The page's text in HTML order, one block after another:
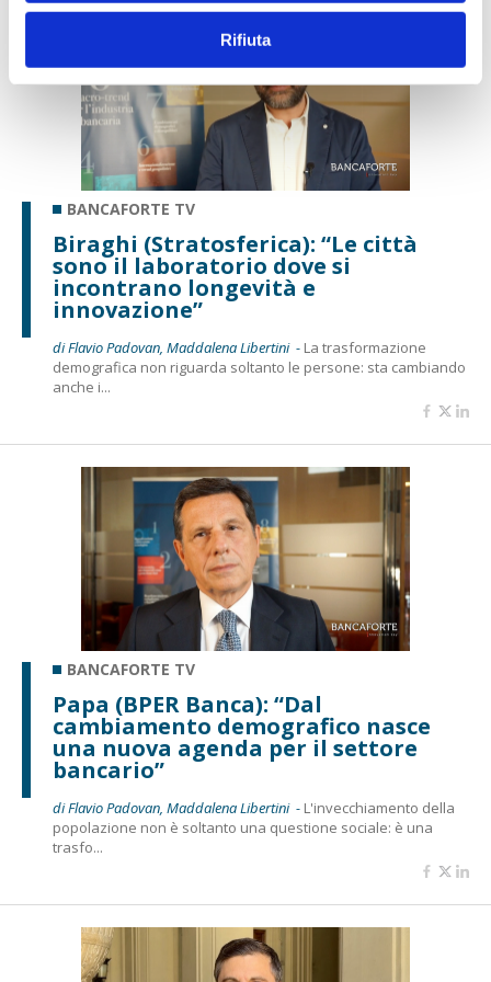
Rifiuta
BANCAFORTE TV
Biraghi (Stratosferica): “Le città
sono il laboratorio dove si
incontrano longevità e
innovazione”
di Flavio Padovan, Maddalena Libertini - La trasformazione
demografica non riguarda soltanto le persone: sta cambiando
anche i...
BANCAFORTE TV
Papa (BPER Banca): “Dal
cambiamento demografico nasce
una nuova agenda per il settore
bancario”
di Flavio Padovan, Maddalena Libertini - L'invecchiamento della
popolazione non è soltanto una questione sociale: è una
trasfo...